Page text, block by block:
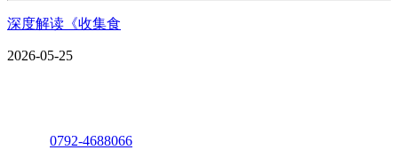
深度解读《收集食
2026-05-25
0792-4688066